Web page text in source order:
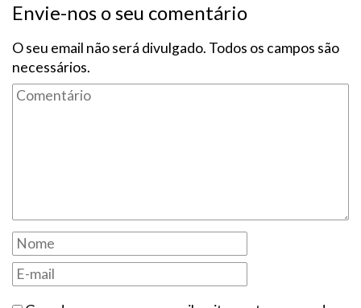
Envie-nos o seu comentário
O seu email não será divulgado. Todos os campos são
necessários.